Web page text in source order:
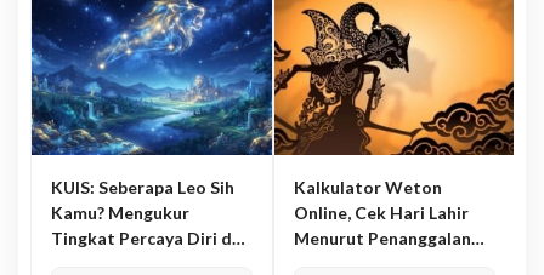
KUIS: Seberapa Leo Sih
Kamu? Mengukur
Tingkat Percaya Diri dan
Kalkulator Weton
Online, Cek Hari Lahir
Menurut Penanggalan